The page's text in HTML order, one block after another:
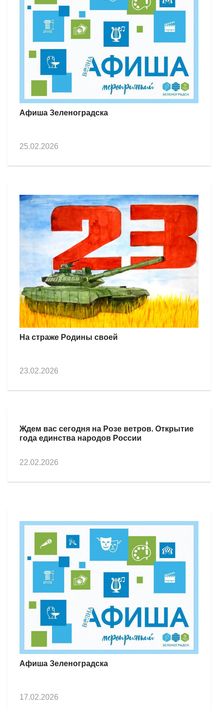
Афиша Зеленоградска
25.02.2026
На страже Родины своей
23.02.2026
Ждем вас сегодня на Розе ветров. Открытие
года единства народов России
22.02.2026
Афиша Зеленоградска
17.02.2026